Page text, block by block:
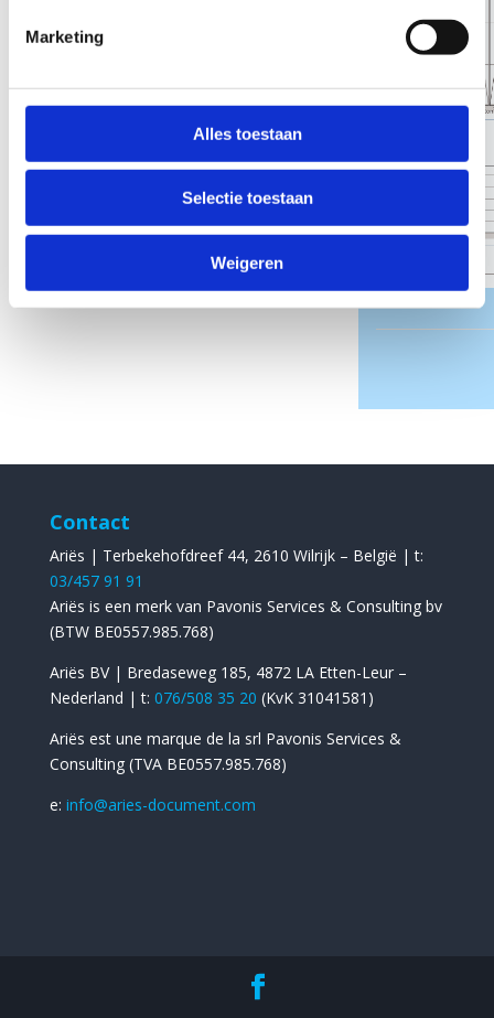
Marketing
Alles toestaan
Selectie toestaan
Weigeren
Contact
Ariës | Terbekehofdreef 44, 2610 Wilrijk – België | t:
03/457 91 91
Ariës is een merk van Pavonis Services & Consulting bv
(BTW BE0557.985.768)
Ariës BV | Bredaseweg 185, 4872 LA Etten-Leur –
Nederland | t: 076/508 35 20 (KvK 31041581)
Ariës est une marque de la srl Pavonis Services &
Consulting (TVA BE0557.985.768)
​e: info@aries-document.com